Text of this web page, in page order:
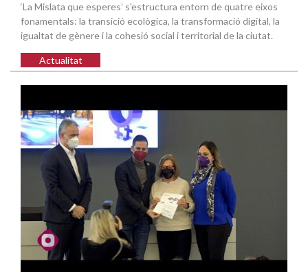
‘La Mislata que esperes’ s'estructura entorn de quatre eixos
fonamentals: la transició ecològica, la transformació digital, la
igualtat de gènere i la cohesió social i territorial de la ciutat.
Actualitat